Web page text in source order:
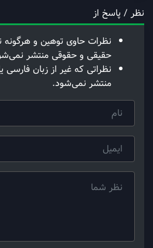
نظر / پاسخ از
نظرات حاوی توهین و
حقیقی و حقوقی منتشر
نظراتی که غیر از زبان فارسی
منتشر نمی‌شود.